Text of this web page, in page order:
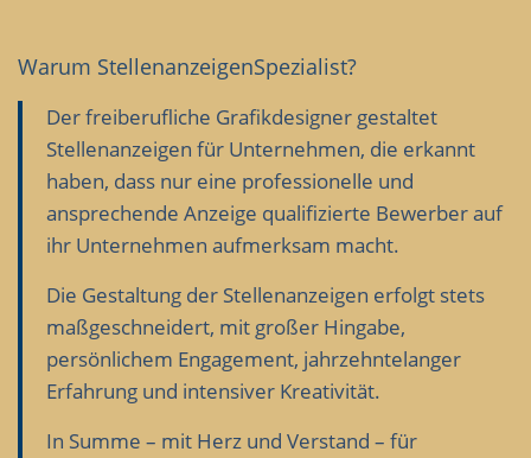
Warum Stellenanzeigen­Spezialist?
Der freiberufliche Grafikdesigner gestaltet
Stellenanzeigen für Unternehmen, die erkannt
haben, dass nur eine professionelle und
ansprechende Anzeige qualifizierte Bewerber auf
ihr Unternehmen aufmerksam macht.
Die Gestaltung der Stellenanzeigen erfolgt stets
maßgeschneidert, mit großer Hingabe,
persönlichem Engagement, jahrzehntelanger
Erfahrung und intensiver Kreativität.
In Summe – mit Herz und Verstand – für